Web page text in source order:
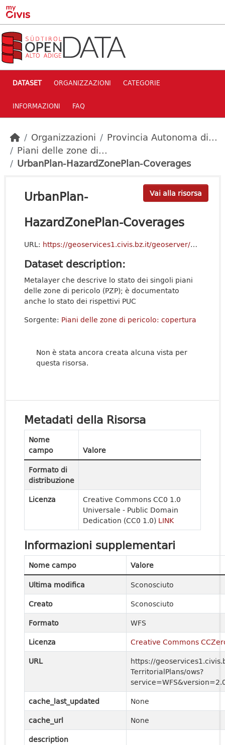
Skip to main content
DATASET ORGANIZZAZIONI CATEGORIE
INFORMAZIONI FAQ
Organizzazioni
Provincia Autonoma di...
Piani delle zone di...
UrbanPlan-HazardZonePlan-Coverages
Vai alla risorsa
UrbanPlan-
HazardZonePlan-Coverages
URL: https://geoservices1.civis.bz.it/geoserver/p_bz-TerritorialPlans/ows?service=WFS&version=2.0.0&request=GetCapabilities
Dataset description:
Metalayer che descrive lo stato dei singoli piani
delle zone di pericolo (PZP); è documentato
anche lo stato dei rispettivi PUC
Sorgente: Piani delle zone di pericolo: copertura
Non è stata ancora creata alcuna vista per
questa risorsa.
Metadati della Risorsa
Nome
campo
Valore
Formato di
distribuzione
Licenza
Creative Commons CC0 1.0
Universale - Public Domain
Dedication (CC0 1.0) LINK
Informazioni supplementari
Nome campo
Valore
Ultima modifica
Sconosciuto
Creato
Sconosciuto
Formato
WFS
Licenza
Creative Commons
URL
https://
TerritorialPlans/ows?
cache_last_updated
None
cache_url
None
description